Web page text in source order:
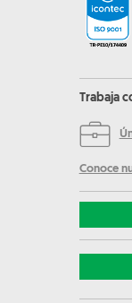
Trabaja
Conoce